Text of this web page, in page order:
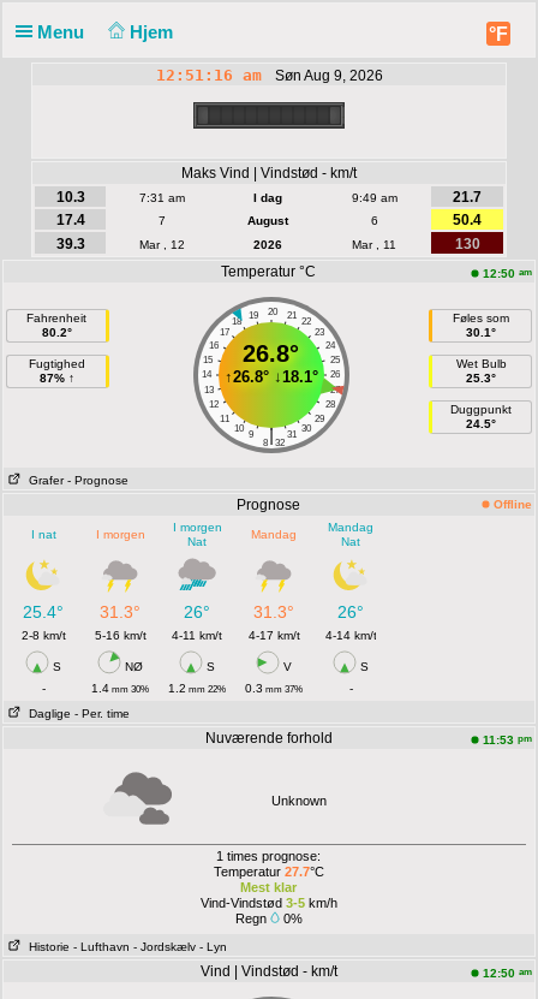
Menu Hjem °F
12:51:16 am Søn Aug 9, 2026
Maks Vind | Vindstød - km/t
10.3
7:31 am I dag 9:49 am
21.7
17.4
7 August 6
50.4
39.3
Mar , 12 2026 Mar , 11
130
Temperatur °C
12:50 am
Fahrenheit
80.2°
Fugtighed
87% ↑
20
19 21
18
22
17
23
16
24
15
25
14
26
13
27
12
28
11
29
10
30
9 31
|
8 32
26.8°
↑26.8°↓18.1°
Føles som
30.1°
Wet Bulb
25.3°
Duggpunkt
24.5°
Grafer - Prognose
Prognose Offline
I nat I morgen
I morgen
Nat
Mandag
Mandag
Nat
25.4° 31.3° 26° 31.3° 26°
2-8 km/t 5-16 km/t 4-11 km/t 4-17 km/t 4-14 km/t
S NØ S V
S
-
1.4 mm 30% 1.2 mm 22% 0.3 mm 37%
-
Daglige - Per. time
Nuværende forhold 11:53 pm
Unknown
1 times prognose:
Temperatur 27.7°C
Mest klar
Vind-Vindstød 3-5km/h
Regn
0%
Historie - Lufthavn - Jordskælv - Lyn
Vind | Vindstød - km/t 12:50 am